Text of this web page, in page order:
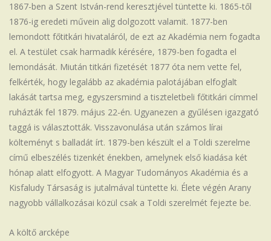
1867-ben a Szent István-rend keresztjével tüntette ki. 1865-től
1876-ig eredeti művein alig dolgozott valamit. 1877-ben
lemondott főtitkári hivataláról, de ezt az Akadémia nem fogadta
el. A testület csak harmadik kérésére, 1879-ben fogadta el
lemondását. Miután titkári fizetését 1877 óta nem vette fel,
felkérték, hogy legalább az akadémia palotájában elfoglalt
lakását tartsa meg, egyszersmind a tiszteletbeli főtitkári címmel
ruházták fel 1879. május 22-én. Ugyanezen a gyűlésen igazgató
taggá is választották. Visszavonulása után számos lírai
költeményt s balladát írt. 1879-ben készült el a Toldi szerelme
című elbeszélés tizenkét énekben, amelynek első kiadása két
hónap alatt elfogyott. A Magyar Tudományos Akadémia és a
Kisfaludy Társaság is jutalmával tüntette ki. Élete végén Arany
nagyobb vállalkozásai közül csak a Toldi szerelmét fejezte be.
A költő arcképe